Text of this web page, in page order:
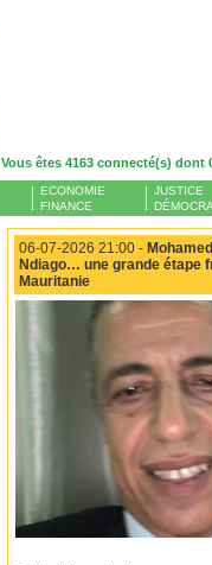
Vous êtes 4163 connecté(s) dont
ECONOMIE
FINANCE
JUSTICE
06-07-2026 21:00 -
Ndiago… une grande étape
Mauritanie